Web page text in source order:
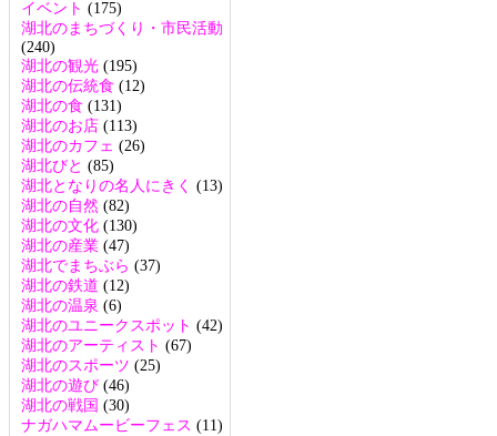
イベント (175)
湖北のまちづくり・市民活動
(240)
湖北の観光 (195)
湖北の伝統食 (12)
湖北の食 (131)
湖北のお店 (113)
湖北のカフェ (26)
湖北びと (85)
湖北となりの名人にきく (13)
湖北の自然 (82)
湖北の文化 (130)
湖北の産業 (47)
湖北でまちぶら (37)
湖北の鉄道 (12)
湖北の温泉 (6)
湖北のユニークスポット (42)
湖北のアーティスト (67)
湖北のスポーツ (25)
湖北の遊び (46)
湖北の戦国 (30)
ナガハマムービーフェス (11)